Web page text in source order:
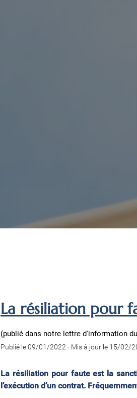
La résiliation pour
(publié dans notre lettre d'information
Publié le 09/01/2022 - Mis à jour le 15/02/
La résiliation pour faute est la
l’exécution d’un contrat.